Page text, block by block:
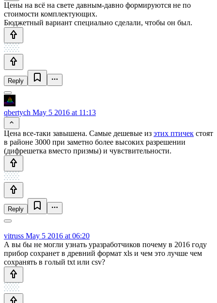
Цены на всё на свете давным-давно формируются не по
стоимости комплектующих.
Бюджетный вариант специально сделали, чтобы он был.
Reply
qbertych May 5 2016 at 11:13
Цена все-таки завышена. Самые дешевые из этих птичек стоят
в районе 3000 при заметно более высоких разрешении
(дифрешетка вместо призмы) и чувствительности.
Reply
vitruss May 5 2016 at 06:20
А вы бы не могли узнать уразработчиков почему в 2016 году
прибор сохранет в древний формат xls и чем это лучше чем
сохранять в голый txt или csv?